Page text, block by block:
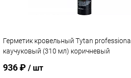
Герметик кровельный Tytan professional
каучуковый (310 мл) коричневый
936 ₽ / шт